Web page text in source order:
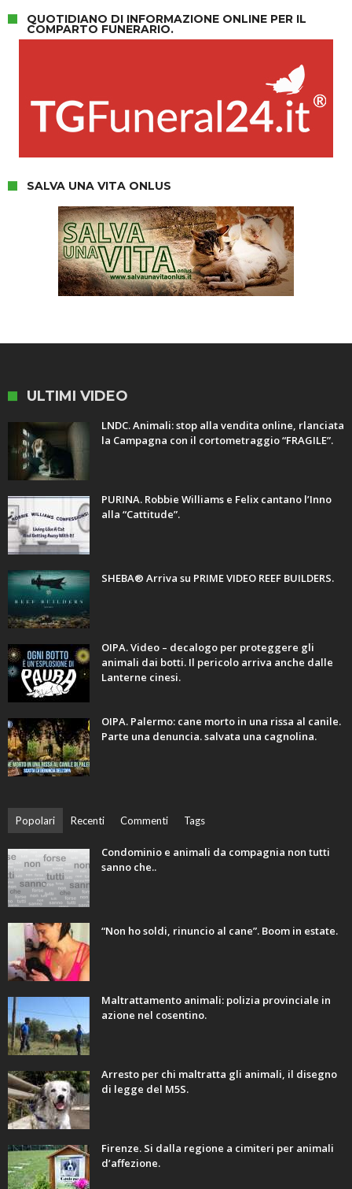
QUOTIDIANO DI INFORMAZIONE ONLINE PER IL
COMPARTO FUNERARIO.
SALVA UNA VITA ONLUS
ULTIMI VIDEO
LNDC. Animali: stop alla vendita online, rlanciata
la Campagna con il cortometraggio “FRAGILE”.
PURINA. Robbie Williams e Felix cantano l’Inno
alla “Cattitude”.
SHEBA® Arriva su PRIME VIDEO REEF BUILDERS.
OIPA. Video – decalogo per proteggere gli
animali dai botti. Il pericolo arriva anche dalle
Lanterne cinesi.
OIPA. Palermo: cane morto in una rissa al canile.
Parte una denuncia. salvata una cagnolina.
Popolari Recenti Commenti Tags
Condominio e animali da compagnia non tutti
sanno che..
“Non ho soldi, rinuncio al cane”. Boom in estate.
Maltrattamento animali: polizia provinciale in
azione nel cosentino.
Arresto per chi maltratta gli animali, il disegno
di legge del M5S.
Firenze. Si dalla regione a cimiteri per animali
d’affezione.